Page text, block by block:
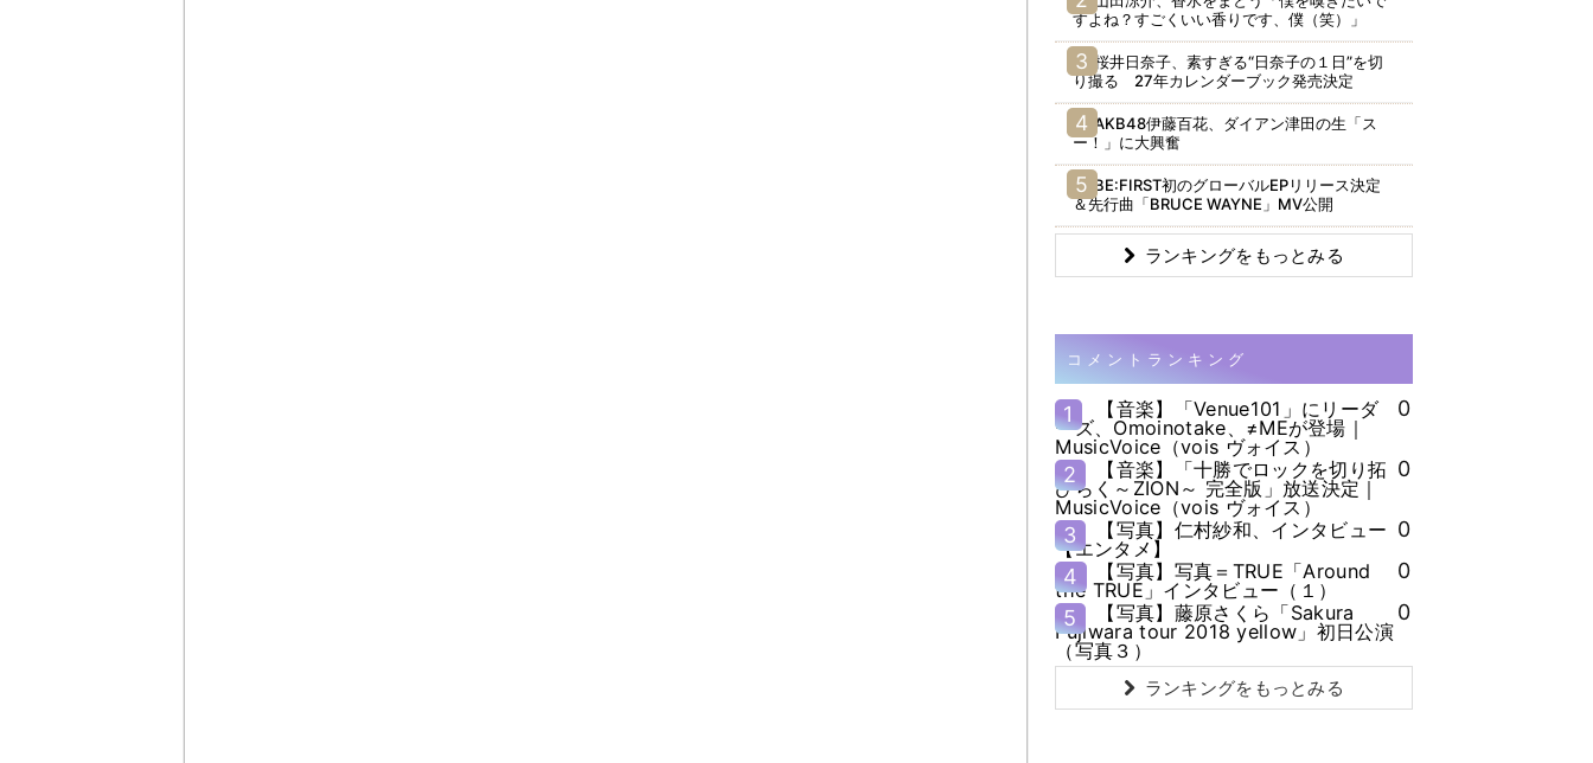
すよね？すごくいい香りです、僕（笑）」
桜井日奈子、素すぎる“日奈子の１日”を切
り撮る 27年カレンダーブック発売決定
AKB48伊藤百花、ダイアン津田の生「ス
ー！」に大興奮
BE:FIRST初のグローバルEPリリース決定
＆先行曲「BRUCE WAYNE」MV公開
ランキングをもっとみる
コメントランキング
1
【音楽】「Venue101」にリーダ
ーズ、Omoinotake、≠MEが登場｜
MusicVoice（vois ヴォイス）
0
2
【音楽】「十勝でロックを切り拓
ひらく～ZION～ 完全版」放送決定｜
MusicVoice（vois ヴォイス）
0
3
【写真】仁村紗和、インタビュー
【エンタメ】
0
4
【写真】写真＝TRUE「Around
the TRUE」インタビュー（１）
0
5
【写真】藤原さくら「Sakura
Fujiwara tour 2018 yellow」初日公演
（写真３）
0
ランキングをもっとみる